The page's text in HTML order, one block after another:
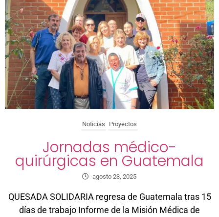
Noticias Proyectos
Jornadas médico-
quirúrgicas en Guatemala
agosto 23, 2025
QUESADA SOLIDARIA regresa de Guatemala tras 15
días de trabajo Informe de la Misión Médica de